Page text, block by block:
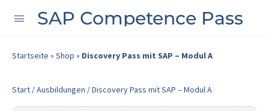
SAP Competence Pass
Startseite » Shop » Discovery Pass mit SAP – Modul A
Start /Ausbildungen / Discovery Pass mit SAP – Modul A